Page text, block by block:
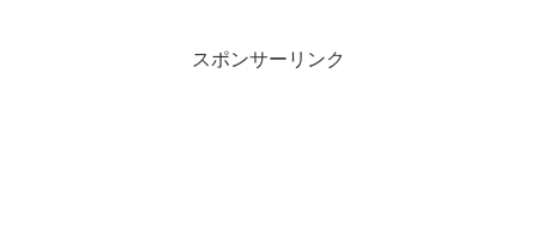
スポンサーリンク